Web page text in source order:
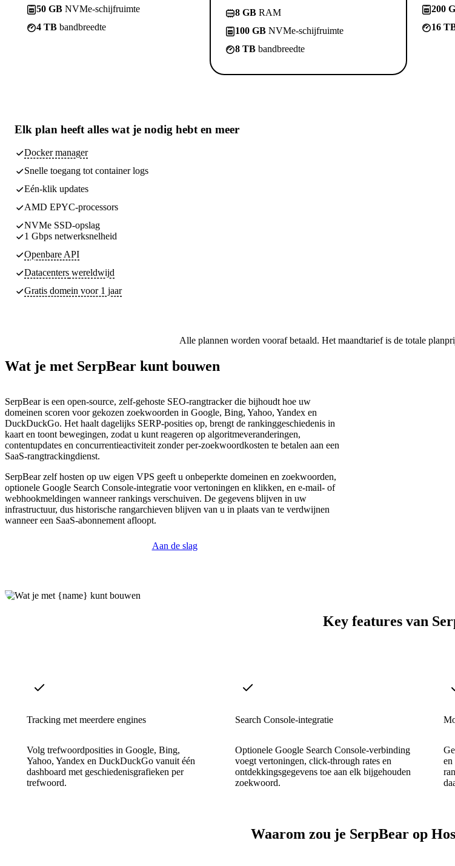
50 GB NVMe-schijfruimte
4 TB bandbreedte
8 GB RAM
100 GB NVMe-schijfruimte
8 TB bandbreedte
200
16
Elk plan heeft alles wat je nodig hebt en meer
Docker manager
Snelle toegang tot container logs
Eén-klik updates
AMD EPYC-processors
NVMe SSD-opslag
1 Gbps netwerksnelheid
Openbare API
Datacenters wereldwijd
Gratis domein voor 1 jaar
Alle plannen worden vooraf betaald. Het maandtarief is de totale
Wat je met SerpBear kunt bouwen
SerpBear is een open-source, zelf-gehoste SEO-rangtracker die bijhoudt hoe uw
domeinen scoren voor gekozen zoekwoorden in Google, Bing, Yahoo, Yandex en
DuckDuckGo. Het haalt dagelijks SERP-posities op, brengt de rankinggeschiedenis in
kaart en toont bewegingen, zodat u kunt reageren op algoritmeveranderingen,
contentupdates en concurrentieactiviteit zonder per-zoekwoordkosten te betalen aan een
SaaS-rangtrackingdienst.
SerpBear zelf hosten op uw eigen VPS geeft u onbeperkte domeinen en zoekwoorden,
optionele Google Search Console-integratie voor vertoningen en klikken, en e-mail- of
webhookmeldingen wanneer rankings verschuiven. De gegevens blijven in uw
infrastructuur, dus historische rangarchieven blijven van u in plaats van te verdwijnen
wanneer een SaaS-abonnement afloopt.
Aan de slag
Key features van
Tracking met meerdere engines
Volg trefwoordposities in Google, Bing,
Yahoo, Yandex en DuckDuckGo vanuit één
dashboard met geschiedenisgrafieken per
trefwoord.
Search Console-integratie
Optionele Google Search Console-verbinding
voegt vertoningen, click-through rates en
ontdekkingsgegevens toe aan elk bijgehouden
zoekwoord.
en
Waarom zou je SerpBear op